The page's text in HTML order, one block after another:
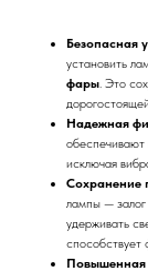
Безопасная
установить
фары. Это
Надежная
исключая
Сохранение
лампы — залог
удерживать
способствует
Повышенная